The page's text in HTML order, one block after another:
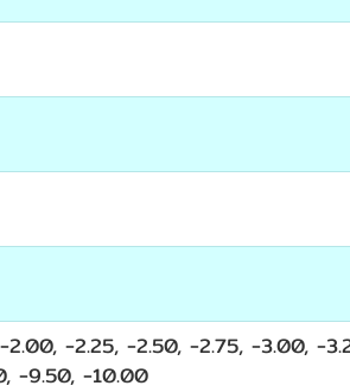
2.00, -2.25, -2.50, -2.75, -3.00,
-9.50, -10.00